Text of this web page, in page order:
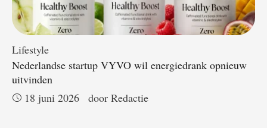
Lifestyle
Nederlandse startup VYVO wil energiedrank opnieuw
uitvinden
18 juni 2026
door Redactie